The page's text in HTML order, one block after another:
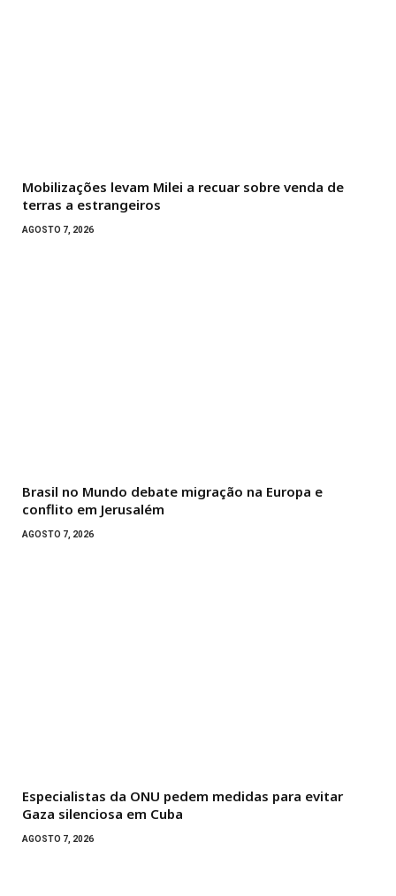
Mobilizações levam Milei a recuar sobre venda de
terras a estrangeiros
AGOSTO 7, 2026
Brasil no Mundo debate migração na Europa e
conflito em Jerusalém
AGOSTO 7, 2026
Especialistas da ONU pedem medidas para evitar
Gaza silenciosa em Cuba
AGOSTO 7, 2026